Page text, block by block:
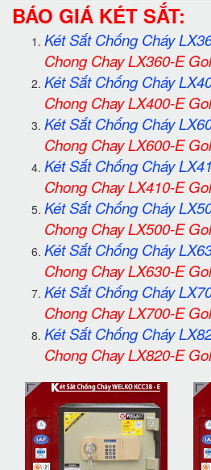
BÁO GIÁ KÉT SẮT:
Két Sắt Chống Cháy
Chong Chay LX360-E
Két Sắt Chống Cháy
Chong Chay LX400-E
Két Sắt Chống Cháy
Chong Chay LX600-E
Két Sắt Chống Cháy
Chong Chay LX410-E
Két Sắt Chống Cháy
Chong Chay LX500-E
Két Sắt Chống Cháy
Chong Chay LX630-E
Két Sắt Chống Cháy
Chong Chay LX700-E
Két Sắt Chống Cháy
Chong Chay LX820-E